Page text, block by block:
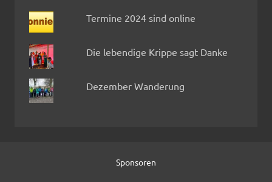
Termine 2024 sind online
Die lebendige Krippe sagt Danke
Dezember Wanderung
Sponsoren